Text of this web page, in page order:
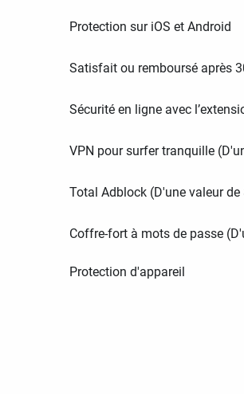
Protection sur iOS et Android
Satisfait ou remboursé après
Sécurité en ligne avec
VPN pour surfer tranquille
Total Adblock (D'une valeur de
Coffre-fort à mots de passe
Protection d'appareil